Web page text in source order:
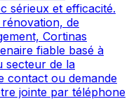
sérieux et efficacité.
de
Cortinas
fiable basé à
secteur de la
contact ou demande
jointe par téléphone